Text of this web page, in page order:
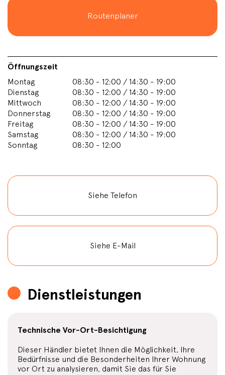
Routenplaner
Öffnungszeit
Montag
08:30 - 12:00 / 14:30 - 19:00
Dienstag
08:30 - 12:00 / 14:30 - 19:00
Mittwoch
08:30 - 12:00 / 14:30 - 19:00
Donnerstag
08:30 - 12:00 / 14:30 - 19:00
Freitag
08:30 - 12:00 / 14:30 - 19:00
Samstag
08:30 - 12:00 / 14:30 - 19:00
Sonntag
08:30 - 12:00
Siehe Telefon
Siehe E-Mail
Dienstleistungen
Technische Vor-Ort-Besichtigung
Dieser Händler bietet Ihnen die Möglichkeit, Ihre
Bedürfnisse und die Besonderheiten Ihrer Wohnung
vor Ort zu analysieren, damit Sie das für Sie